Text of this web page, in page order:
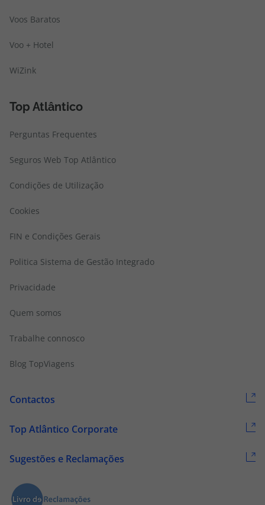
Voos Baratos
Voo + Hotel
WiZink
Top Atlântico
Perguntas Frequentes
Seguros Web Top Atlântico
Condições de Utilização
Cookies
FIN e Condições Gerais
Politica Sistema de Gestão Integrado
Privacidade
Quem somos
Trabalhe connosco
Blog TopViagens
Contactos
Top Atlântico Corporate
Sugestões e Reclamações